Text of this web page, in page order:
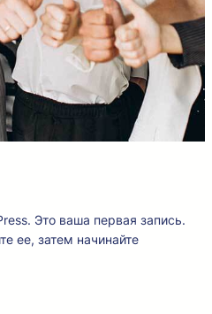
Это ваша первая запись.
ее, затем начинайте